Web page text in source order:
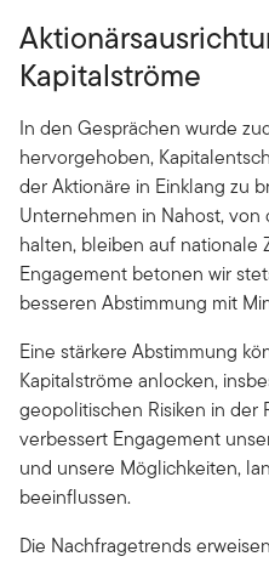
Kapitalströme
In den Gesprächen wurde
hervorgehoben,
der Aktionäre in Einklang zu
Unternehmen in Nahost,
halten, bleiben auf nationale
Engagement betonen wir
besseren Abstimmung mit
Eine stärkere Abstimmung
Kapitalströme anlocken,
geopolitischen Risiken in der
verbessert Engagement
und unsere Möglichkeiten,
beeinflussen.
Die Nachfragetrends